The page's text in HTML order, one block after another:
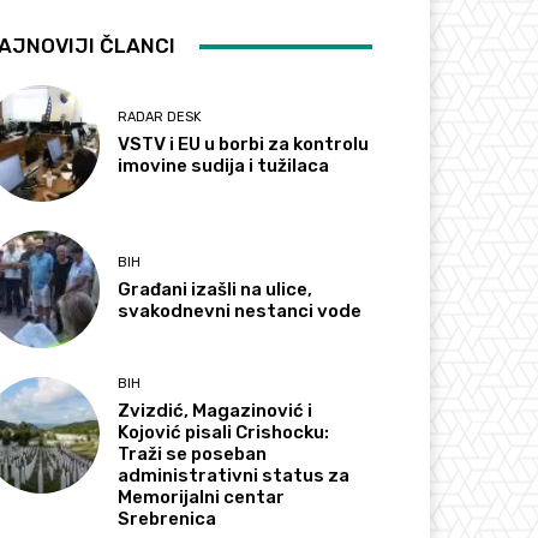
ČLANCI
RADAR DESK
VSTV i EU u borbi za kontrolu
imovine sudija i tužilaca
BIH
Građani izašli na ulice,
svakodnevni nestanci vode
BIH
Zvizdić, Magazinović i
Kojović pisali Crishocku:
Traži se poseban
administrativni status za
Memorijalni centar
Srebrenica